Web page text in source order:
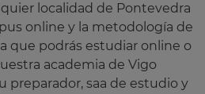
localidad de Pontevedra
online y la metodología de
que podrás estudiar online o
academia de Vigo
preparador, saa de estudio y